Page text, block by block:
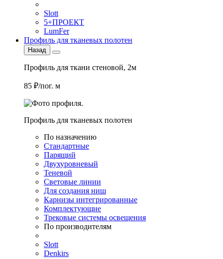
Slott
5+ПРОЕКТ
LumFer
Профиль для тканевых полотен
Назад
Профиль для ткани стеновой, 2м
85 ₽/пог. м
Профиль для тканевых полотен
По назначению
Стандартные
Парящий
Двухуровневый
Теневой
Световые линии
Для создания ниш
Карнизы интегрированные
Комплектующие
Трековые системы освещения
По производителям
Slott
Denkirs